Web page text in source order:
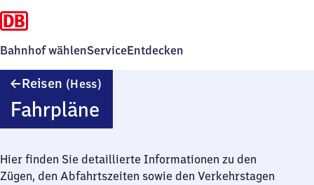
Bahnhof wählenServiceEntdecken
Reisen (Hess)
Fahrpläne
Hier finden Sie detaillierte Informationen zu den
Zügen, den Abfahrtszeiten sowie den Verkehrstagen